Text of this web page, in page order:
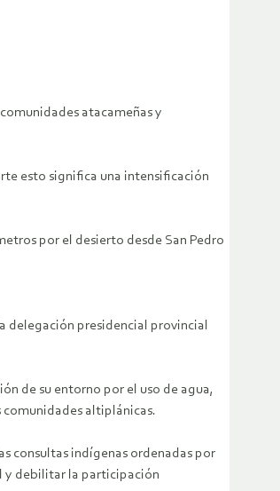
atacameñas y
esto significa una intensificación
por el desierto desde San Pedro
delegación presidencial provincial
de su entorno por el uso de agua,
comunidades altiplánicas.
consultas indígenas ordenadas por
y debilitar la participación